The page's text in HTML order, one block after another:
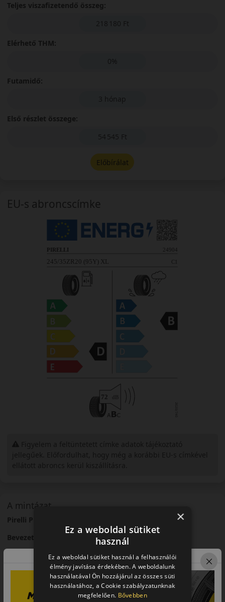
A mintázat
Pirelli P Zero – Nagy teljesítményű sportabroncs
Bevezető
A Pirelli P Zero egy ikonikus sportabroncs, amelyet nagy
teljesítményű járművekhez fejlesztettek.
Futófelület és tapadás
Teljes viszafizetendő összeg:
218 180 Ft
Elérhető THM:
0%
Futamidő:
3 hónap
Első részlet összege:
54 545 Ft
Előbírálat
EU-s abroncscímke
×
Ez a weboldal sütiket
használ
Ez a weboldal sütiket használ a felhasználói
élmény javítása érdekében. A weboldalunk
használatával Ön hozzájárul az összes süti
használatához, a Cookie szabályzatunknak
megfelelően. Bővebben